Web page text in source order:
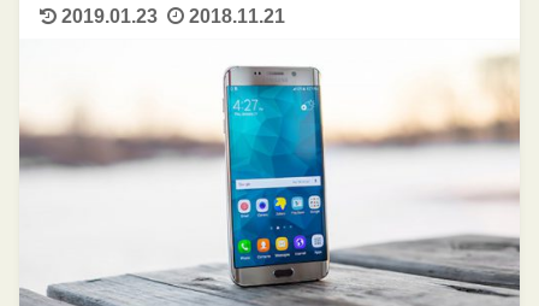
2019.01.23 2018.11.21